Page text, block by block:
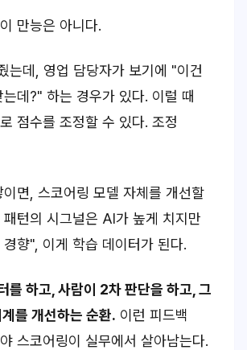
만능은 아니다.
는데, 영업 담당자가 보기에 "이건
데?" 하는 경우가 있다. 이럴 때
점수를 조정할 수 있다. 조정
면, 스코어링 모델 자체를 개선할
턴의 시그널은 AI가 높게 치지만
향", 이게 학습 데이터가 된다.
를 하고, 사람이 2차 판단을 하고, 그
를 개선하는 순환. 이런 피드백
스코어링이 실무에서 살아남는다.